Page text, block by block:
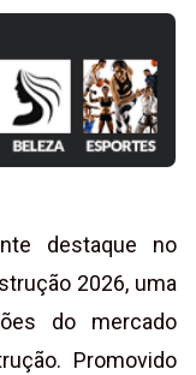
destaque no
2026, uma
do mercado
Promovido